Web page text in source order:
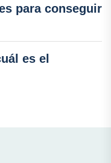
para conseguir
es el